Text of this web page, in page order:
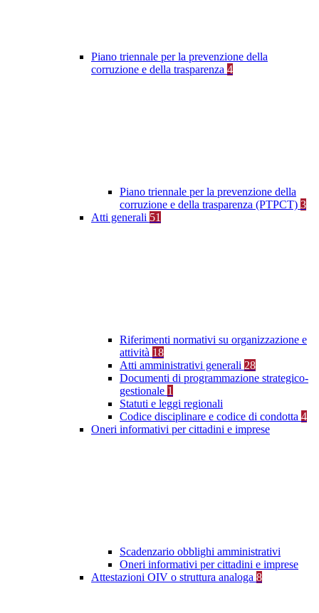
Piano triennale per la prevenzione della
corruzione e della trasparenza 4
Piano triennale per la prevenzione della
corruzione e della trasparenza (PTPCT) 3
Atti generali 51
Riferimenti normativi su organizzazione e
attività 18
Atti amministrativi generali 28
Documenti di programmazione strategico-
gestionale 1
Statuti e leggi regionali
Codice disciplinare e codice di condotta 4
Oneri informativi per cittadini e imprese
Scadenzario obblighi amministrativi
Oneri informativi per cittadini e imprese
Attestazioni OIV o struttura analoga 8